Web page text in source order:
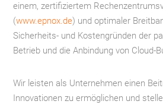
einem, zertifiziertem
(www.epnox.de) und optimaler
Sicherheits- und Kostengründen der
Betrieb und die Anbindung von Cloud-
Wir leisten als Unternehmen einen
Innovationen zu ermöglichen und